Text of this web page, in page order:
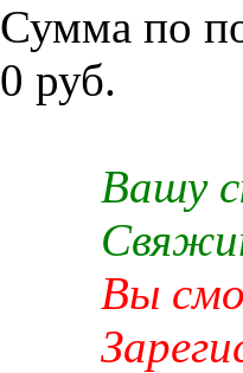
Сумма по
0 руб.
Вашу
Вы